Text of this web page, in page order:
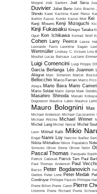
Moigné Joël Santoni Joël Séria
Duvivier Juliet Berto Julio Bracho
Shindo Karel Kachina Karel Reisz
Ikehiro Kazuo Kuroki Kazuo Mori Kei
Kenji Misumi Kenji Mizoguchi
Kinji Fukasaku Kinuyo Tanaka
Oguri Kon Ichikawa Konrad Wolf
Cohen Larry Peerce
Lasse
Leonardo Favio
Leontine Sagan
Wertmüller Lindsey C. Vickers Lino
Moullet Lucas Belvaux Luciano Emmer
Luigi Comencini Luigi Filippo
Garcia Berlanga Léo Joannon
Allégret Marc Simenon Marcel
Bellocchio Marco Ferreri Marco Pico
Abaya Mario Bava Mario
Mario Soldati Mario Zampi Mark
Masahiro Shinoda Masaki
Dugowson Maurice Labro Maurice
Mauro Bolognini Max
Michael Anderson Michael Cacoyannis
Michael Ritchie Michael Winner
Michel Lang Michel Nerval Michel
Leon Mikhaïl Kalik Mikio
Engel Nanni Loy Narciso Ibañez
Nikita Mikhalkov Nikos Papatakis
Simsolo Oliver Stone Olivier Nolin
Pascal Thomas Pasquale
Patrick Cabouat Patrick Tam Paul
Paul Thomas Anderson Paul
Bacso Peter Bogdanovich
Gardos Peter Lorre Peter Medak
Condroyer Philippe Faucon Philippe
Pierre Billon Pierre Caron Pierre
Lhomme Pierre Richard Pierre